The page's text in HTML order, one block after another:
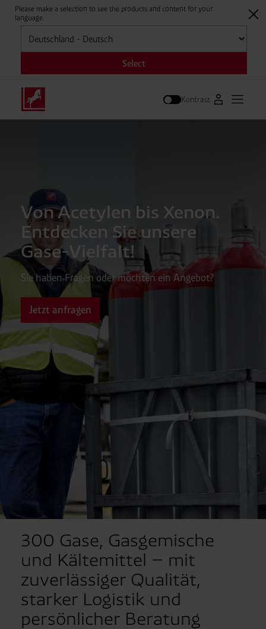
Please make a selection to see the products and content for your
language.
Auswählen
Select
Kontrast Zum
Von Acetylen bis Xenon.
Entdecken Sie unsere
Gase-Vielfalt!
Sie haben Fragen oder möchten ein Angebot?
Jetzt anfragen
300 Gase, Gasgemische
und Kältemittel – mit
zuverlässiger Qualität,
starker Logistik und
persönlicher Beratung